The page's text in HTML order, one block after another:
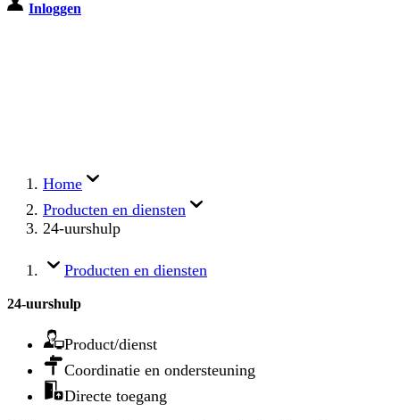
Inloggen
Home
Producten en diensten
24-uurshulp
Producten en diensten
24-uurshulp
Product/dienst
Coordinatie en ondersteuning
Directe toegang